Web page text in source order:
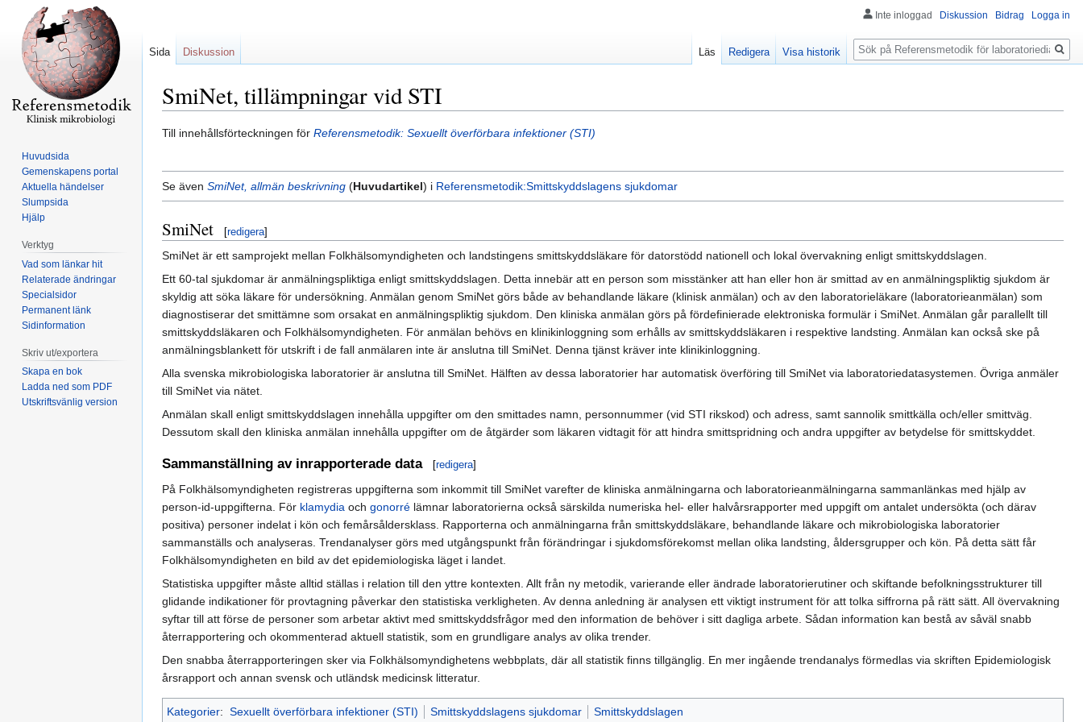
SmiNet, tillämpningar vid STI
Hoppa
navigering
Hoppa
sök
Till innehållsförteckningen för Referensmetodik: Sexuellt överförbara infektioner (STI)
Se även SmiNet, allmän beskrivning (Huvudartikel) i Referensmetodik:Smittskyddslagens sjukdomar
SmiNet [redigera]
SmiNet är ett samprojekt mellan Folkhälsomyndigheten och landstingens smittskyddsläkare för datorstödd nationell och lokal övervakning enligt smittskyddslagen.
Ett 60-tal sjukdomar är anmälningspliktiga enligt smittskyddslagen. Detta innebär att en person som misstänker att han eller hon är smittad av en anmälningspliktig sjukdom är
skyldig att söka läkare för undersökning. Anmälan genom SmiNet görs både av behandlande läkare (klinisk anmälan) och av den laboratorieläkare (laboratorieanmälan) som
diagnostiserar det smittämne som orsakat en anmälningspliktig sjukdom. Den kliniska anmälan görs på fördefinierade elektroniska formulär i SmiNet. Anmälan går parallellt till
smittskyddsläkaren och Folkhälsomyndigheten. För anmälan behövs en klinikinloggning som erhålls av smittskyddsläkaren i respektive landsting. Anmälan kan också ske på
anmälningsblankett för utskrift i de fall anmälaren inte är anslutna till SmiNet. Denna tjänst kräver inte klinikinloggning.
Alla svenska mikrobiologiska laboratorier är anslutna till SmiNet. Hälften av dessa laboratorier har automatisk överföring till SmiNet via laboratoriedatasystemen. Övriga anmäler
till SmiNet via nätet.
Anmälan skall enligt smittskyddslagen innehålla uppgifter om den smittades namn, personnummer (vid STI rikskod) och adress, samt sannolik smittkälla och/eller smittväg.
Dessutom skall den kliniska anmälan innehålla uppgifter om de åtgärder som läkaren vidtagit för att hindra smittspridning och andra uppgifter av betydelse för smittskyddet.
Sammanställning av inrapporterade data [redigera]
På Folkhälsomyndigheten registreras uppgifterna som inkommit till SmiNet varefter de kliniska anmälningarna och laboratorieanmälningarna sammanlänkas med hjälp av
person-id-uppgifterna. För klamydia och gonorré lämnar laboratorierna också särskilda numeriska hel- eller halvårsrapporter med uppgift om antalet undersökta (och därav
positiva) personer indelat i kön och femårsåldersklass. Rapporterna och anmälningarna från smittskyddsläkare, behandlande läkare och mikrobiologiska laboratorier
sammanställs och analyseras. Trendanalyser görs med utgångspunkt från förändringar i sjukdomsförekomst mellan olika landsting, åldersgrupper och kön. På detta sätt får
Folkhälsomyndigheten en bild av det epidemiologiska läget i landet.
Statistiska uppgifter måste alltid ställas i relation till den yttre kontexten. Allt från ny metodik, varierande eller ändrade laboratorierutiner och skiftande befolkningsstrukturer till
glidande indikationer för provtagning påverkar den statistiska verkligheten. Av denna anledning är analysen ett viktigt instrument för att tolka siffrorna på rätt sätt. All övervakning
syftar till att förse de personer som arbetar aktivt med smittskyddsfrågor med den information de behöver i sitt dagliga arbete. Sådan information kan bestå av såväl snabb
återrapportering och okommenterad aktuell statistik, som en grundligare analys av olika trender.
Den snabba återrapporteringen sker via Folkhälsomyndighetens webbplats, där all statistik finns tillgänglig. En mer ingående trendanalys förmedlas via skriften Epidemiologisk
årsrapport och annan svensk och utländsk medicinsk litteratur.
Kategorier: Sexuellt överförbara infektioner (STI) Smittskyddslagens sjukdomar Smittskyddslagen
Inte inloggad Diskussion Bidrag Logga in
Sida Diskussion Läs Redigera Visa historik
Sök
Huvudsida
Gemenskapens portal
Aktuella händelser
Slumpsida
Hjälp
Verktyg
Vad som länkar hit
Relaterade ändringar
Specialsidor
Permanent länk
Sidinformation
Skriv ut/exportera
Skapa en bok
Ladda ned som PDF
Utskriftsvänlig version